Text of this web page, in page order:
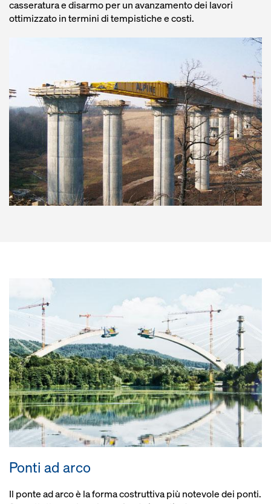
casseratura e disarmo per un avanzamento dei lavori
ottimizzato in termini di tempistiche e costi.
Ponti ad arco
Il ponte ad arco è la forma costruttiva più notevole dei ponti.